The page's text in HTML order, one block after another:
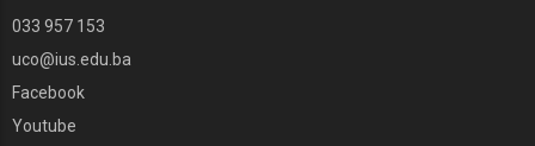
033 957 153
uco@ius.edu.ba
Facebook
Youtube